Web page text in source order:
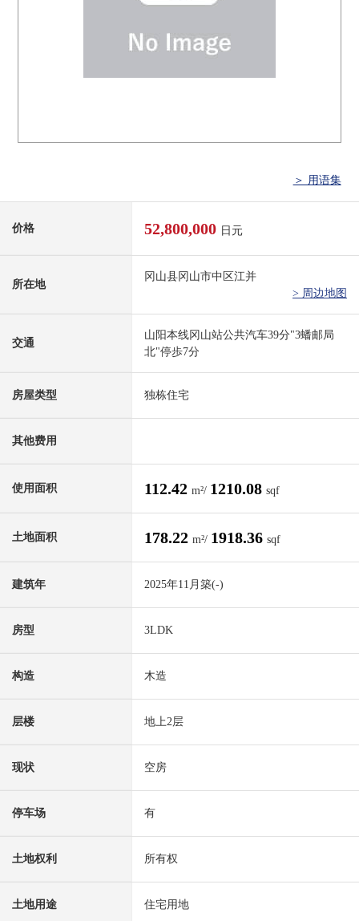
＞ 用语集
价格 52,800,000 日元
所在地
冈山县冈山市中区江并
> 周边地图
交通
山阳本线冈山站公共汽车39分"3蟠邮局
北"停歩7分
房屋类型 独栋住宅
其他费用
使用面积 112.42 m²/ 1210.08 sqf
土地面积 178.22 m²/ 1918.36 sqf
建筑年 2025年11月築(-)
房型 3LDK
构造 木造
层楼 地上2层
现状 空房
停车场 有
土地权利 所有权
土地用途 住宅用地